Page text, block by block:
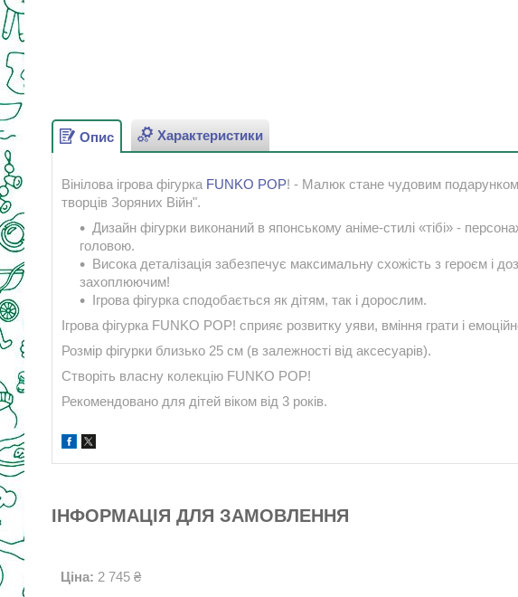
Опис Характеристики
Вінілова ігрова фігурка FUNKO POP! - Малюк стане чудовим
творців Зоряних Війн".
Дизайн фігурки виконаний в японському аніме-стилі «тібі» -
головою.
Висока деталізація забезпечує максимальну схожість з героєм і
захоплюючим!
Ігрова фігурка сподобається як дітям, так і дорослим.
Ігрова фігурка FUNKO POP! сприяє розвитку уяви, вміння грати і
Розмір фігурки близько 25 см (в залежності від аксесуарів).
Створіть власну колекцію FUNKO POP!
Рекомендовано для дітей віком від 3 років.
ІНФОРМАЦІЯ ДЛЯ ЗАМОВЛЕННЯ
Ціна: 2 745 ₴